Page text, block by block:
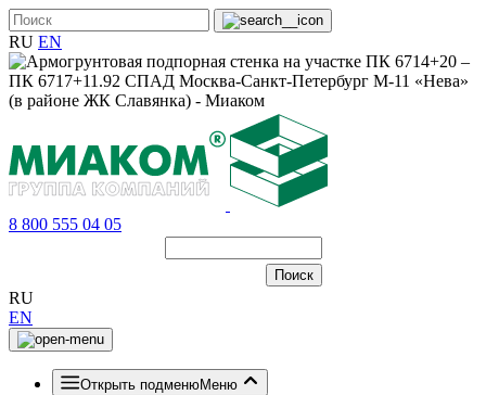
RU EN
8 800 555 04 05
RU
EN
Открыть подменюМеню